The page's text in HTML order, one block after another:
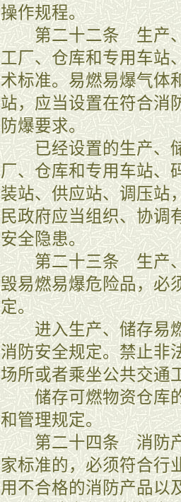
操作规程。
第二十二条 生产、
工厂、仓库和专用车站
术标准。易燃易爆气体
站，应当设置在符合消
防爆要求。
已经设置的生产、储
厂、仓库和专用车站、
装站、供应站、调压站
民政府应当组织、协调
安全隐患。
第二十三条 生产、
毁易燃易爆危险品，必
定。
进入生产、储存易燃
消防安全规定。禁止非
场所或者乘坐公共交通
储存可燃物资仓库的
和管理规定。
第二十四条 消防产
家标准的，必须符合行
用不合格的消防产品以